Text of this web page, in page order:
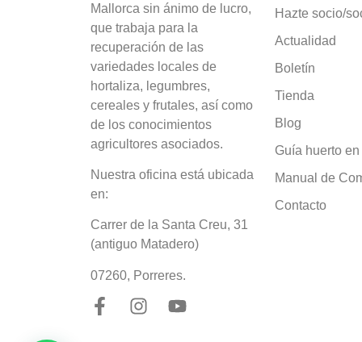
Mallorca sin ánimo de lucro,
que trabaja para la
recuperación de las
variedades locales de
hortaliza, legumbres,
cereales y frutales, así como
de los conocimientos
agricultores asociados.
Nuestra oficina está ubicada
en:
Carrer de la Santa Creu, 31
(antiguo Matadero)
07260, Porreres.
Hazte socio/
Actualidad
Boletín
Tienda
Blog
Guía huerto
Manual de
Contacto